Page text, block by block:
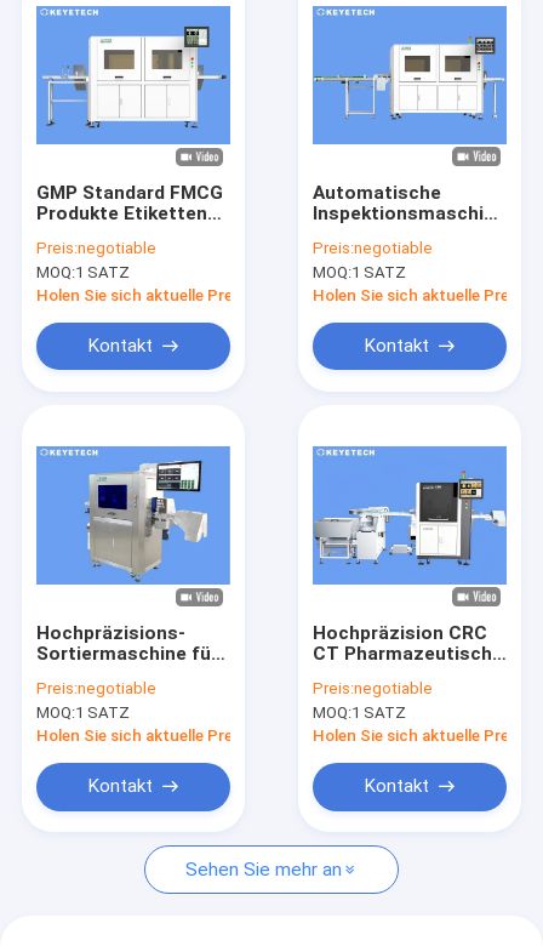
Produkte
Über uns
Fabrik-Ausflug
Nachrichten
Fordern Sie ein Zitat
Flaschenprüfmaschine
GMP Standard FMCG
Produkte Etiketten
Vision Inspektion
Maschine
Preis:negotiable
MOQ:1 SATZ
Holen Sie sich aktuelle Preis
Kontakt
Automatische
Inspektionsmaschine
Zellstoffformdecken
HMI-
Funktionsunterstützung
Preis:negotiable
MOQ:1 SATZ
Holen Sie sich aktuelle Preis
Kontakt
Hochpräzisions-
Sortiermaschine für
Sichtprüfung von
Kurzhalstüllen
Preis:negotiable
MOQ:1 SATZ
Holen Sie sich aktuelle Preis
Kontakt
Hochpräzision CRC
CT Pharmazeutische
Inspektionsmaschine
Preis:negotiable
MOQ:1 SATZ
Holen Sie sich aktuelle Preis
Kontakt
Sehen Sie mehr an